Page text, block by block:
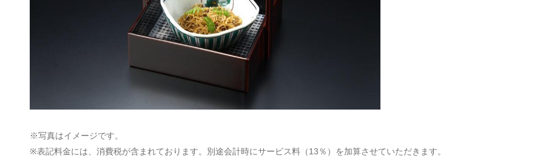
※写真はイメージです。
※表記料金には、消費税が含まれております。別途会計時にサービス料（13％）を加算させていただきます。